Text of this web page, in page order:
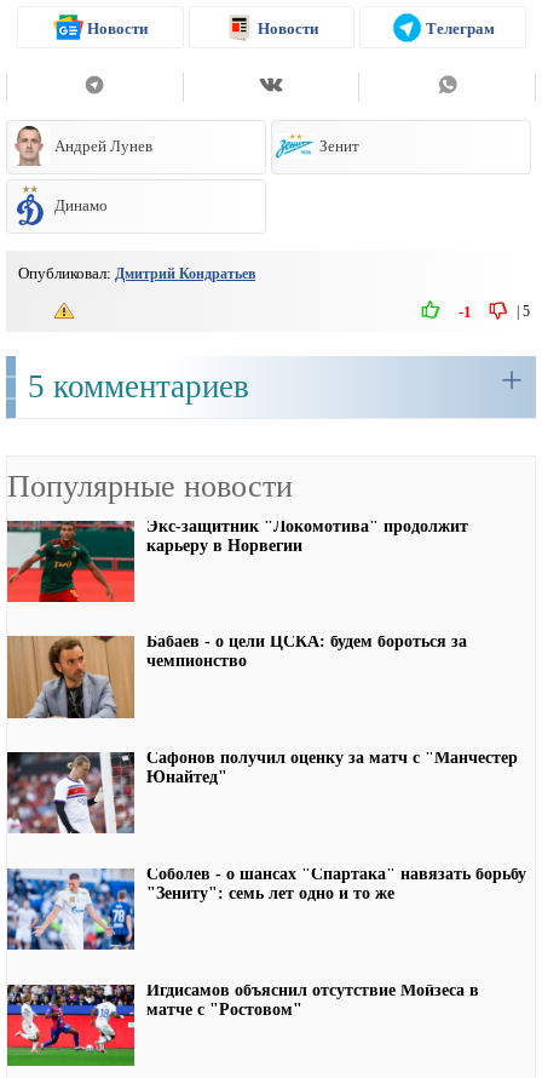
Новости Новости Телеграм
Андрей Лунев Зенит
Динамо
Опубликовал: Дмитрий Кондратьев
| 5
-1
5 комментариев +
Популярные новости
Экс-защитник "Локомотива" продолжит
карьеру в Норвегии
Бабаев - о цели ЦСКА: будем бороться за
чемпионство
Сафонов получил оценку за матч с "Манчестер
Юнайтед"
Соболев - о шансах "Спартака" навязать борьбу
"Зениту": семь лет одно и то же
Игдисамов объяснил отсутствие Мойзеса в
матче с "Ростовом"